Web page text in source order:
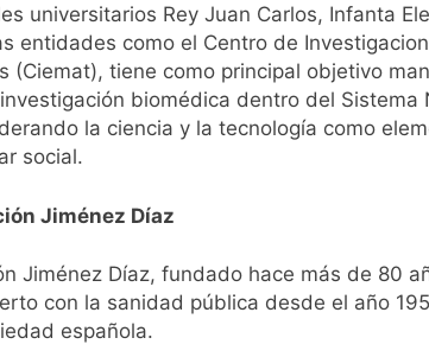
universitarios Rey Juan Carlos, Infanta
entidades como el Centro de
(Ciemat), tiene como principal objetivo
biomédica dentro del Sistema
la ciencia y la tecnología como
social.
Jiménez Díaz
Jiménez Díaz, fundado hace más de 80
con la sanidad pública desde el año
española.